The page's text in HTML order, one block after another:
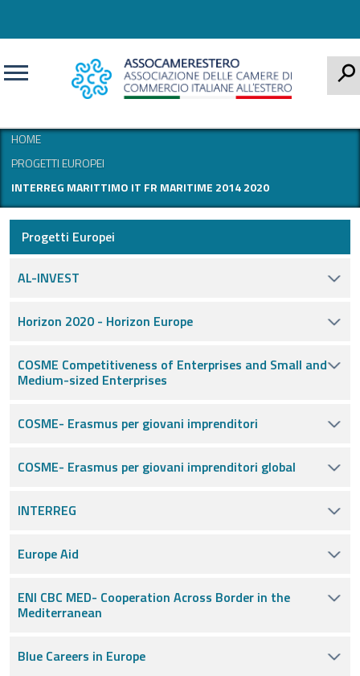
HOME
PROGETTI EUROPEI
INTERREG MARITTIMO IT FR MARITIME 2014 2020
Progetti Europei
AL-INVEST
Horizon 2020 - Horizon Europe
COSME Competitiveness of Enterprises and Small and
Medium-sized Enterprises
COSME- Erasmus per giovani imprenditori
COSME- Erasmus per giovani imprenditori global
INTERREG
Europe Aid
ENI CBC MED- Cooperation Across Border in the
Mediterranean
Blue Careers in Europe